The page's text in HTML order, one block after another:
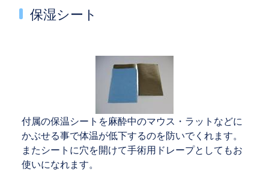
保湿シート
付属の保温シートを麻酔中のマウス・ラットなどに
かぶせる事で体温が低下するのを防いでくれます。
またシートに穴を開けて手術用ドレープとしてもお
使いになれます。